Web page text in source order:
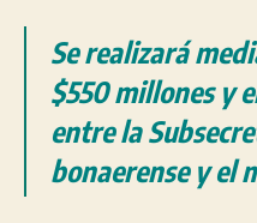
Se realizará
$550 millones y
entre la
bonaerense y el